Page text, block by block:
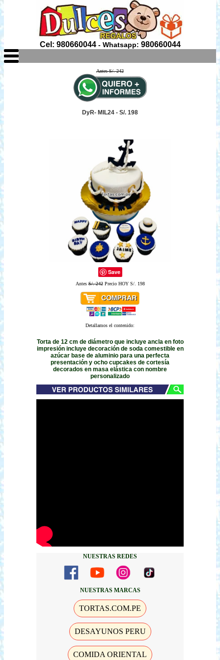
Cel: 980660044- Whatsapp: 980660044
Antes S/. 242
DyR- MIL24 - S/. 198
Save
AntesS/. 242Precio HOY S/. 198
Detallamos el contenido:
Torta de 12 cm de diámetro que incluye ancla en foto
impresión incluye decoración de soda comestible en
azúcar base de aluminio para una perfecta
presentación y ocho cupcakes de cortesía
decorados en masa elástica con nombre
personalizado
NUESTRAS REDES
NUESTRAS MARCAS
TORTAS.COM.PE
DESAYUNOS PERU
COMIDA ORIENTAL